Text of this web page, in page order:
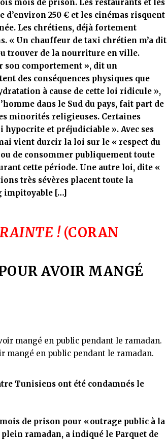
mois de prison. Les restaurants et les
250 € et les cinémas risquent
Les chrétiens, déjà fortement
« Un chauffeur de taxi chrétien m’a dit
trouver de la nourriture en ville.
son comportement », dit un
des conséquences physiques que
à cause de cette loi ridicule »,
dans le Sud du pays, fait part de
minorités religieuses. Certaines
hypocrite et préjudiciable ». Avec ses
vient durcir la loi sur le « respect du
de consommer publiquement toute
cette période. Une autre loi, dite «
très sévères placent toute la
impitoyable […]
!(CORAN
AVOIR MANGÉ
mangé en public pendant le ramadan.
Tunisiens ont été condamnés le
de prison pour « outrage public à la
ramadan, a indiqué le Parquet de